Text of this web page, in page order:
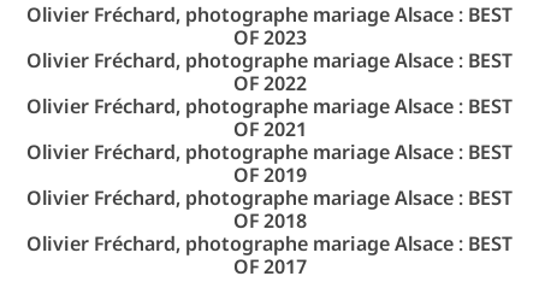
Olivier Fréchard, photographe mariage Alsace : BEST
OF 2023
Olivier Fréchard, photographe mariage Alsace : BEST
OF 2022
Olivier Fréchard, photographe mariage Alsace : BEST
OF 2021
Olivier Fréchard, photographe mariage Alsace : BEST
OF 2019
Olivier Fréchard, photographe mariage Alsace : BEST
OF 2018
Olivier Fréchard, photographe mariage Alsace : BEST
OF 2017